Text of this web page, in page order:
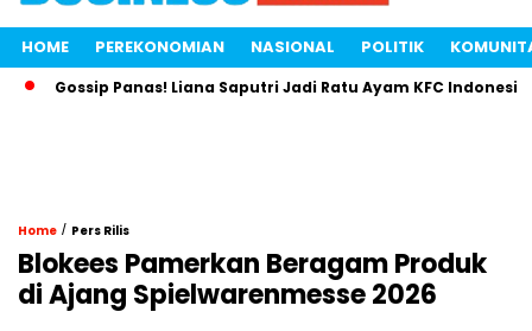
HOME PEREKONOMIAN NASIONAL POLITIK
Gossip Panas! Liana Saputri Jadi Ratu Ayam KFC Indonesia?
Home / Pers Rilis
Blokees Pamerkan Beragam Produk
di Ajang Spielwarenmesse 2026